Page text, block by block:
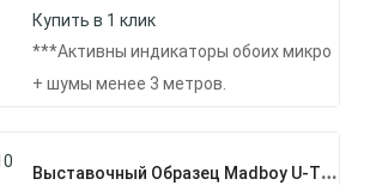
Купить в 1 клик
***Активны индикаторы обоих микро
+ шумы менее 3 метров.
В
Ыставочный Образец Madboy U-TUBE 20 (№3) Комплект Беспроводных Микрофонов